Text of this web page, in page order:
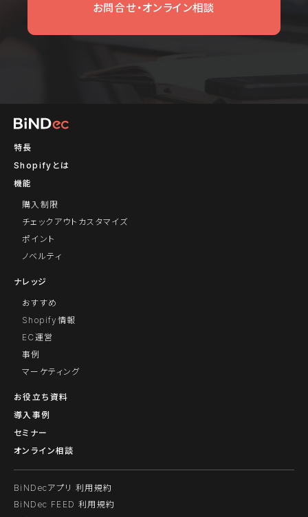
お問合せ・オンライン相談
特長
Shopifyとは
機能
購入制限
チェックアウトカスタマイズ
ポイント
ノベルティ
ナレッジ
おすすめ
Shopify情報
EC運営
事例
マーケティング
お役立ち資料
導入事例
セミナー
オンライン相談
BiNDecアプリ 利用規約
BiNDec FEED 利用規約